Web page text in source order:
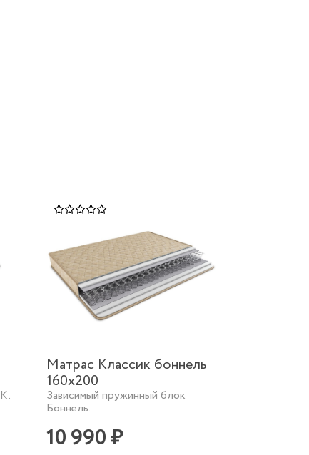
Матрас Классик боннель
160х200
Зависимый пружинный блок
Боннель.
10 990 ₽